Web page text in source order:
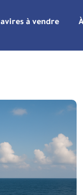
à vendre